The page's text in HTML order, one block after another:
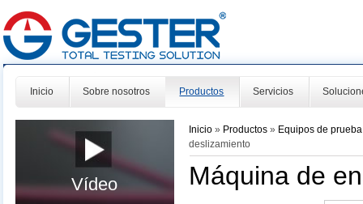
Inicio Sobre nosotros Productos Servicios
Vídeo
Inicio » Productos» Equipos de
deslizamiento
Máquina de